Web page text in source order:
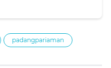
padangpariaman